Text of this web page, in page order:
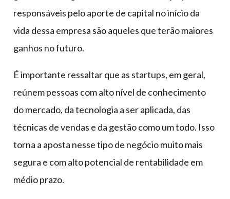
responsáveis pelo aporte de capital no início da
vida dessa empresa são aqueles que terão maiores
ganhos no futuro.
É importante ressaltar que as startups, em geral,
reúnem pessoas com alto nível de conhecimento
do mercado, da tecnologia a ser aplicada, das
técnicas de vendas e da gestão como um todo. Isso
torna a aposta nesse tipo de negócio muito mais
segura e com alto potencial de rentabilidade em
médio prazo.